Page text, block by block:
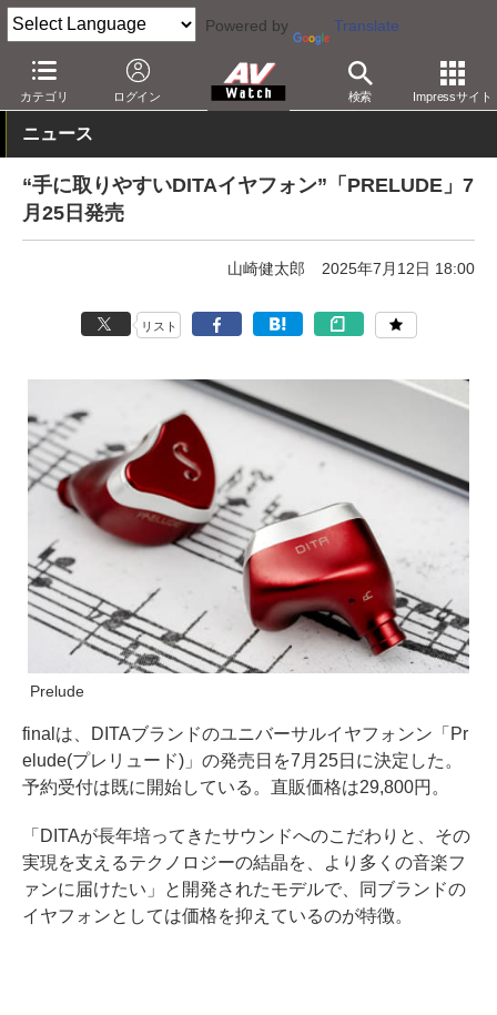
Powered by Translate
カテゴリ ログイン 検索 Impressサイト
AV Watch 製品 ヘッドフォン ゲーミング
ニュース
“手に取りやすいDITAイヤフォン”「PRELUDE」7
月25日発売
山崎健太郎 2025年7月12日 18:00
リスト
Prelude
finalは、DITAブランドのユニバーサルイヤフォンン「Pr
elude(プレリュード)」の発売日を7月25日に決定した。
予約受付は既に開始している。直販価格は29,800円。
「DITAが長年培ってきたサウンドへのこだわりと、その
実現を支えるテクノロジーの結晶を、より多くの音楽フ
ァンに届けたい」と開発されたモデルで、同ブランドの
イヤフォンとしては価格を抑えているのが特徴。